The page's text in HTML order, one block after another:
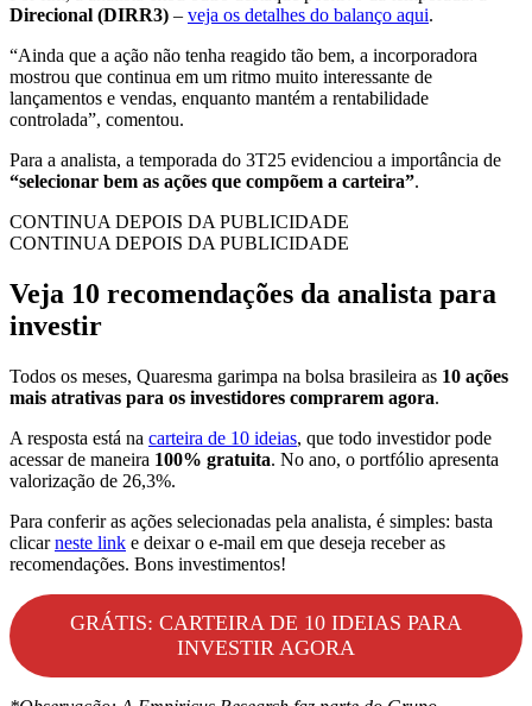
Direcional (DIRR3) – veja os detalhes do balanço aqui.
“Ainda que a ação não tenha reagido tão bem, a incorporadora
mostrou que continua em um ritmo muito interessante de
lançamentos e vendas, enquanto mantém a rentabilidade
controlada”, comentou.
Para a analista, a temporada do 3T25 evidenciou a importância de
“selecionar bem as ações que compõem a carteira”.
CONTINUA DEPOIS DA PUBLICIDADE
CONTINUA DEPOIS DA PUBLICIDADE
Veja 10 recomendações da analista para
investir
Todos os meses, Quaresma garimpa na bolsa brasileira as 10 ações
mais atrativas para os investidores comprarem agora.
A resposta está na carteira de 10 ideias, que todo investidor pode
acessar de maneira 100% gratuita. No ano, o portfólio apresenta
valorização de 26,3%.
Para conferir as ações selecionadas pela analista, é simples: basta
clicarneste link e deixar o e-mail em que deseja receber as
recomendações. Bons investimentos!
GRÁTIS: CARTEIRA DE 10 IDEIAS PARA
INVESTIR AGORA